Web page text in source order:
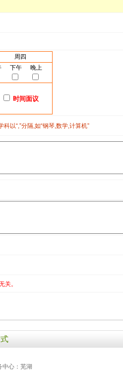
周四
下午 晚上
时间面议
科以“,”分隔,如“钢琴,数学,计算机”
关。
心：芜湖